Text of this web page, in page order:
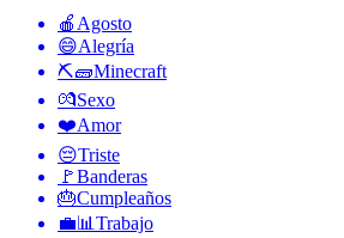
🍎 Agosto
😄Alegría
⛏🧱Minecraft
💏Sexo
❤️Amor
😔Triste
🚩Banderas
🎂Cumpleaños
💼📊 Trabajo